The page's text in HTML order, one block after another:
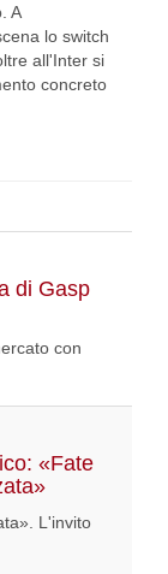
A
lo switch
all'Inter si
concreto
di Gasp
con
«Fate
L'invito